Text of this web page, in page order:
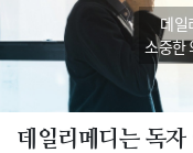
데일
소중한
데일리메디는 독